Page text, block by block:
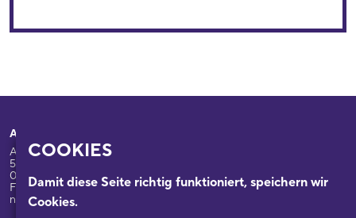
COOKIES
Damit diese Seite richtig funktioniert, speichern wir
Cookies.
Adresse
Appellhofplatz 23-25
50667 Köln
0221/221-26332
Führungen: 0221/2212-6331
nsdok@stadt-koeln.de
Programm